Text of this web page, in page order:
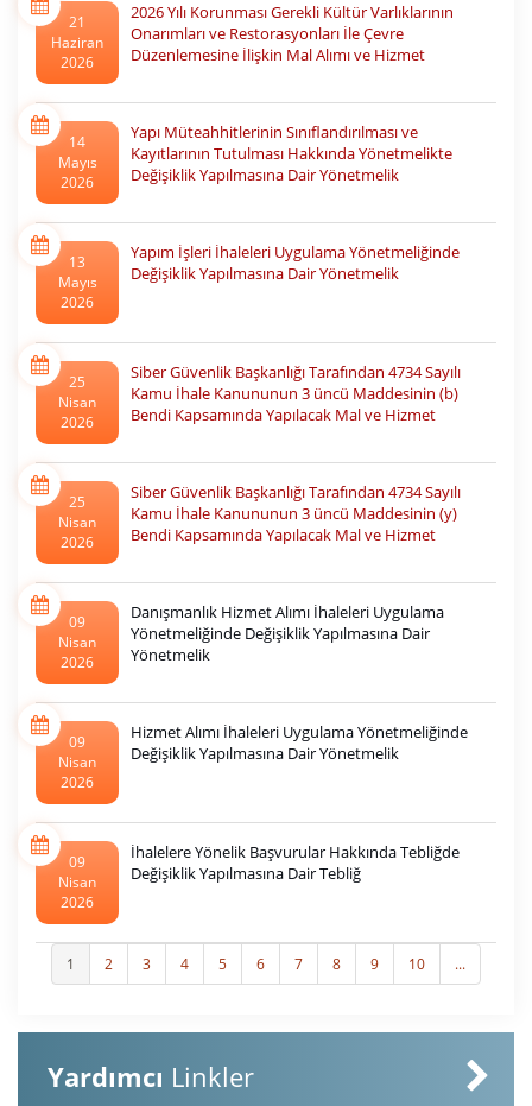
21
Haziran
2026
2026 Yılı Korunması Gerekli Kültür Varlıklarının
Onarımları ve Restorasyonları İle Çevre
Düzenlemesine İlişkin Mal Alımı ve Hizmet
Yeterlik Alan İstekli Listesi
14
Mayıs
2026
Yapı Müteahhitlerinin Sınıflandırılması ve
Kayıtlarının Tutulması Hakkında Yönetmelikte
Değişiklik Yapılmasına Dair Yönetmelik
13
Mayıs
2026
Yapım İşleri İhaleleri Uygulama Yönetmeliğinde
Değişiklik Yapılmasına Dair Yönetmelik
25
Nisan
2026
Siber Güvenlik Başkanlığı Tarafından 4734 Sayılı
Kamu İhale Kanununun 3 üncü Maddesinin (b)
Bendi Kapsamında Yapılacak Mal ve Hizmet
(Karar Sayısı: 11220)
25
Nisan
2026
Siber Güvenlik Başkanlığı Tarafından 4734 Sayılı
Kamu İhale Kanununun 3 üncü Maddesinin (y)
Bendi Kapsamında Yapılacak Mal ve Hizmet
11221)
09
Nisan
2026
Danışmanlık Hizmet Alımı İhaleleri Uygulama
Yönetmeliğinde Değişiklik Yapılmasına Dair
Yönetmelik
09
Nisan
2026
Hizmet Alımı İhaleleri Uygulama Yönetmeliğinde
Değişiklik Yapılmasına Dair Yönetmelik
09
Nisan
2026
İhalelere Yönelik Başvurular Hakkında Tebliğde
Değişiklik Yapılmasına Dair Tebliğ
1 2 3 4 5 6 7 8 9 10 ...
Yardımcı Linkler